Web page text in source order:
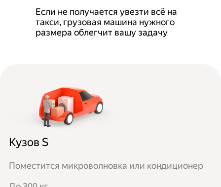
Если не получается увезти всё на
такси, грузовая машина нужного
размера облегчит вашу задачу
Кузов S
Поместится микроволновка или кондиционер